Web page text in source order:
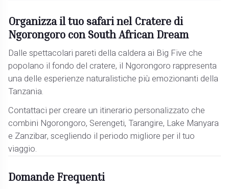
Organizza il tuo safari nel Cratere di
Ngorongoro con South African Dream
Dalle spettacolari pareti della caldera ai Big Five che
popolano il fondo del cratere, il Ngorongoro rappresenta
una delle esperienze naturalistiche più emozionanti della
Tanzania.
Contattaci per creare un itinerario personalizzato che
combini Ngorongoro, Serengeti, Tarangire, Lake Manyara
e Zanzibar, scegliendo il periodo migliore per il tuo
viaggio.
Domande Frequenti